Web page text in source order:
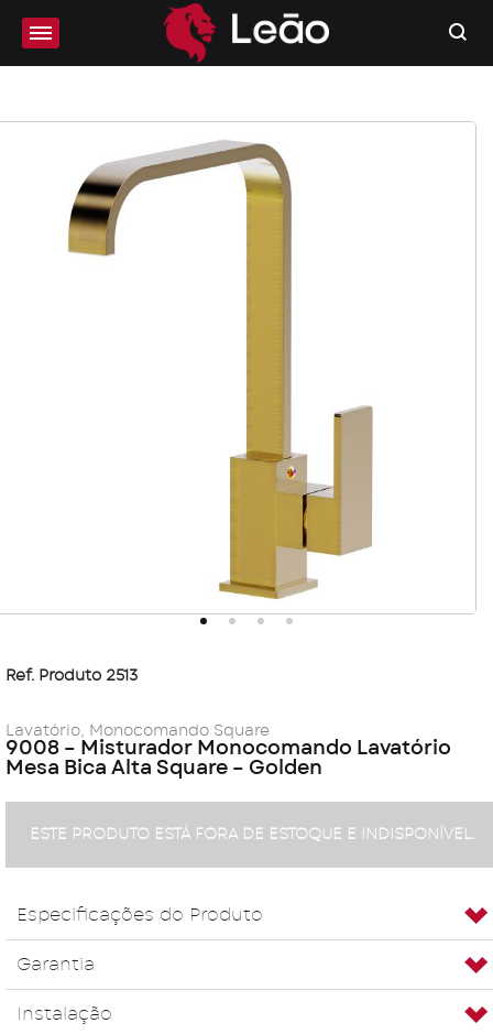
Ref. Produto 2513
Lavatório, Monocomando Square
9008 – Misturador Monocomando Lavatório
Mesa Bica Alta Square – Golden
ESTE PRODUTO ESTÁ FORA DE ESTOQUE E INDISPONÍVEL.
Especificações do Produto
Garantia
Instalação